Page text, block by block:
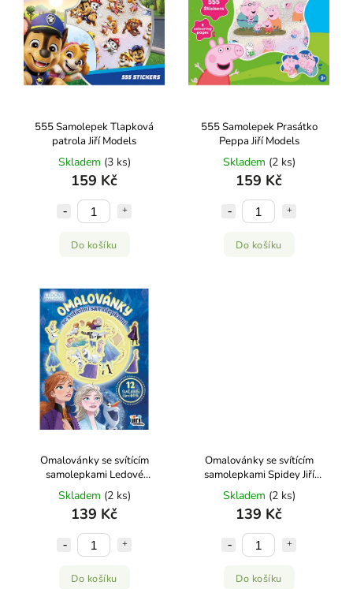
555 Samolepek Tlapková
patrola Jiří Models
Skladem (3 ks)
159 Kč
Do košíku
555 Samolepek Prasátko
Peppa Jiří Models
Skladem (2 ks)
159 Kč
Do košíku
Omalovánky se svítícím
samolepkami Ledové
království Jiří Models
Skladem (2 ks)
139 Kč
Do košíku
Omalovánky se svítícím
samolepkami Spidey Jiří
Models
Skladem (2 ks)
139 Kč
Do košíku